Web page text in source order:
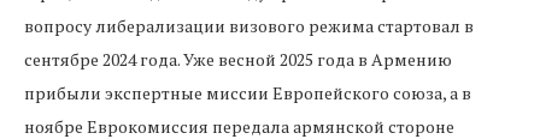
вопросу либерализации визового режима стартовал в
сентябре 2024 года. Уже весной 2025 года в Армению
прибыли экспертные миссии Европейского союза, а в
ноябре Еврокомиссия передала армянской стороне